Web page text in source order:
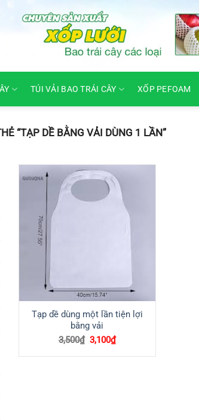
TÚI VẢI BAO TRÁI CÂY XỐP PEFOAM
“TẠP DỀ BẰNG VẢI DÙNG 1 LẦN”
Tạp dề dùng một lần tiện lợi
bằng vải
3,500₫ Giá
là:
3,100₫Giá
tại